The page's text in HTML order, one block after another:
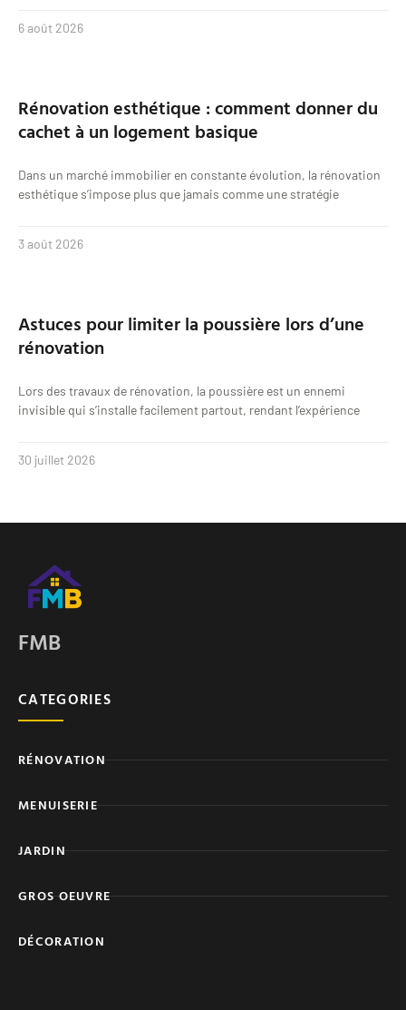
6 août 2026
Rénovation esthétique : comment donner du
cachet à un logement basique
Dans un marché immobilier en constante évolution, la rénovation
esthétique s’impose plus que jamais comme une stratégie
3 août 2026
Astuces pour limiter la poussière lors d’une
rénovation
Lors des travaux de rénovation, la poussière est un ennemi
invisible qui s’installe facilement partout, rendant l’expérience
30 juillet 2026
FMB
CATEGORIES
RÉNOVATION
MENUISERIE
JARDIN
GROS OEUVRE
DÉCORATION